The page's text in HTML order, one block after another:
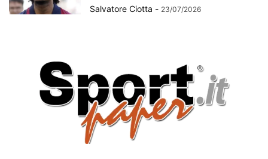
Salvatore Ciotta - 23/07/2026